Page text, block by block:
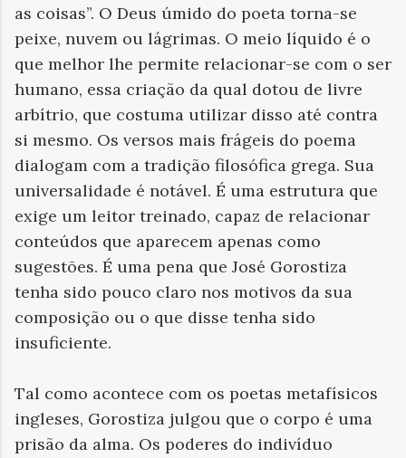
as coisas”. O Deus úmido do poeta torna-se
peixe, nuvem ou lágrimas. O meio líquido é o
que melhor lhe permite relacionar-se com o ser
humano, essa criação da qual dotou de livre
arbítrio, que costuma utilizar disso até contra
si mesmo. Os versos mais frágeis do poema
dialogam com a tradição filosófica grega. Sua
universalidade é notável. É uma estrutura que
exige um leitor treinado, capaz de relacionar
conteúdos que aparecem apenas como
sugestões. É uma pena que José Gorostiza
tenha sido pouco claro nos motivos da sua
composição ou o que disse tenha sido
insuficiente.
Tal como acontece com os poetas metafísicos
ingleses, Gorostiza julgou que o corpo é uma
prisão da alma. Os poderes do indivíduo